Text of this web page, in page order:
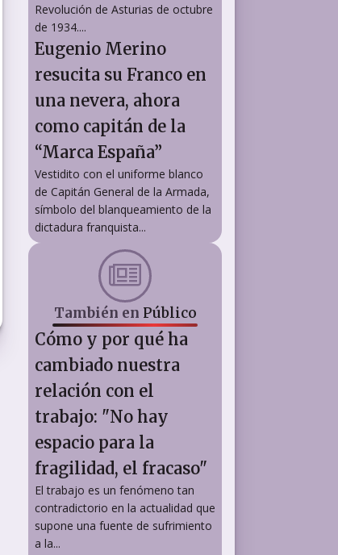
Revolución de Asturias de octubre
de 1934....
Eugenio Merino
resucita su Franco en
una nevera, ahora
como capitán de la
“Marca España”
Vestidito con el uniforme blanco
de Capitán General de la Armada,
símbolo del blanqueamiento de la
dictadura franquista...
También en Público
Cómo y por qué ha
cambiado nuestra
relación con el
trabajo: "No hay
espacio para la
fragilidad, el fracaso"
El trabajo es un fenómeno tan
contradictorio en la actualidad que
supone una fuente de sufrimiento
a la...